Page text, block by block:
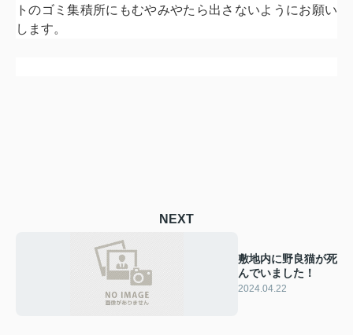
トのゴミ集積所にもむやみやたら出さないようにお願い
します。
NEXT
敷地内に野良猫が死
んでいました！
2024.04.22